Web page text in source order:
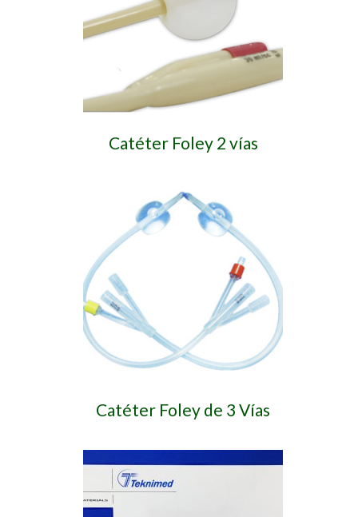
Catéter Foley 2 vías
Catéter Foley de 3 Vías